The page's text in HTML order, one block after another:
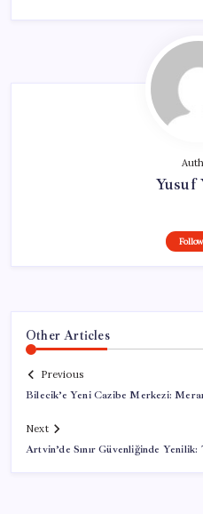
Yusuf
Other Articles
Previous
Bilecik’e Yeni Cazibe Merkezi:
Next
Artvin’de Sınır Güvenliğinde